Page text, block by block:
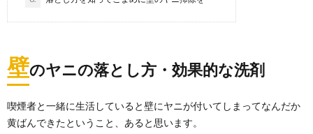
壁のヤニの落とし方・効果的な洗剤
喫煙者と一緒に生活していると壁にヤニが付いてしまってなんだか
黄ばんできたということ、あると思います。